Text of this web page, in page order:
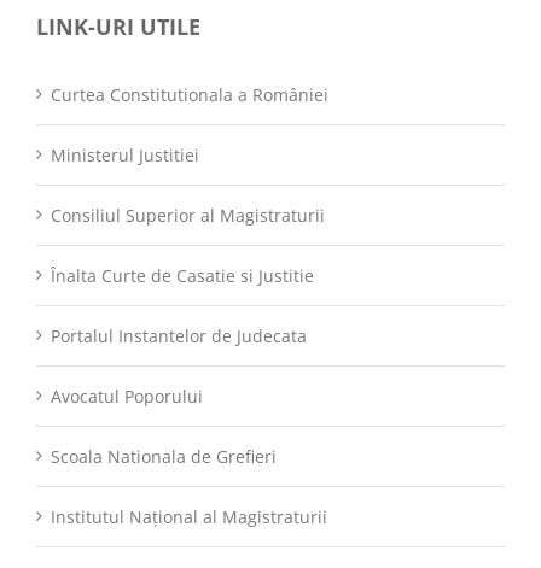
LINK-URI UTILE
Curtea Constitutionala a României
Ministerul Justitiei
Consiliul Superior al Magistraturii
Înalta Curte de Casatie si Justitie
Portalul Instantelor de Judecata
Avocatul Poporului
Scoala Nationala de Grefieri
Institutul Național al Magistraturii